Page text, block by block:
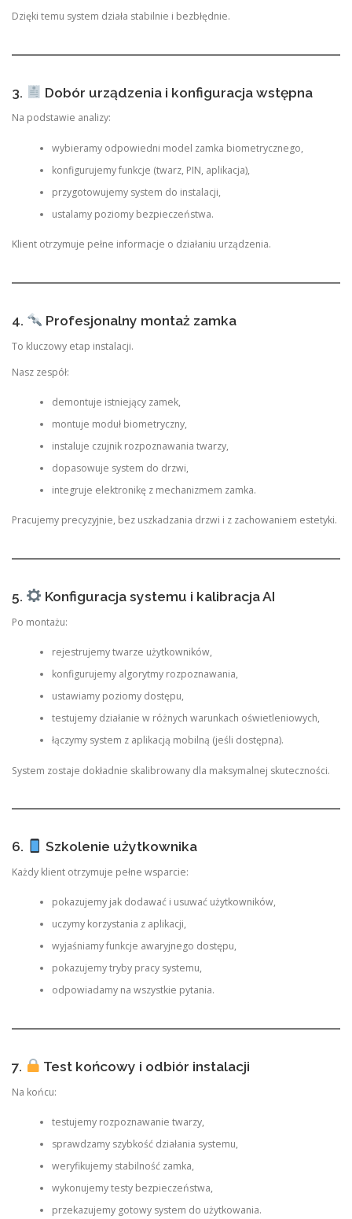
Dzięki temu system działa stabilnie i bezbłędnie.
3. Dobór urządzenia i konfiguracja wstępna
Na podstawie analizy:
wybieramy odpowiedni model zamka biometrycznego,
konfigurujemy funkcje (twarz, PIN, aplikacja),
przygotowujemy system do instalacji,
ustalamy poziomy bezpieczeństwa.
Klient otrzymuje pełne informacje o działaniu urządzenia.
4. Profesjonalny montaż zamka
To kluczowy etap instalacji.
Nasz zespół:
demontuje istniejący zamek,
montuje moduł biometryczny,
instaluje czujnik rozpoznawania twarzy,
dopasowuje system do drzwi,
integruje elektronikę z mechanizmem zamka.
Pracujemy precyzyjnie, bez uszkadzania drzwi i z zachowaniem estetyki.
5. Konfiguracja systemu i kalibracja AI
Po montażu:
rejestrujemy twarze użytkowników,
konfigurujemy algorytmy rozpoznawania,
ustawiamy poziomy dostępu,
testujemy działanie w różnych warunkach oświetleniowych,
łączymy system z aplikacją mobilną (jeśli dostępna).
System zostaje dokładnie skalibrowany dla maksymalnej skuteczności.
6. Szkolenie użytkownika
Każdy klient otrzymuje pełne wsparcie:
pokazujemy jak dodawać i usuwać użytkowników,
uczymy korzystania z aplikacji,
wyjaśniamy funkcje awaryjnego dostępu,
pokazujemy tryby pracy systemu,
odpowiadamy na wszystkie pytania.
7. Test końcowy i odbiór instalacji
Na końcu:
testujemy rozpoznawanie twarzy,
sprawdzamy szybkość działania systemu,
weryfikujemy stabilność zamka,
wykonujemy testy bezpieczeństwa,
przekazujemy gotowy system do użytkowania.